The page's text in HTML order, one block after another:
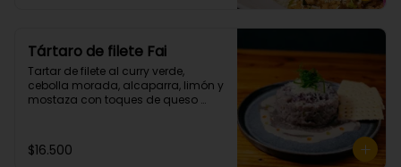
Tártaro de filete Fai
Tartar de filete al curry verde,
cebolla morada, alcaparra, limón y
mostaza con toques de queso
$16.500